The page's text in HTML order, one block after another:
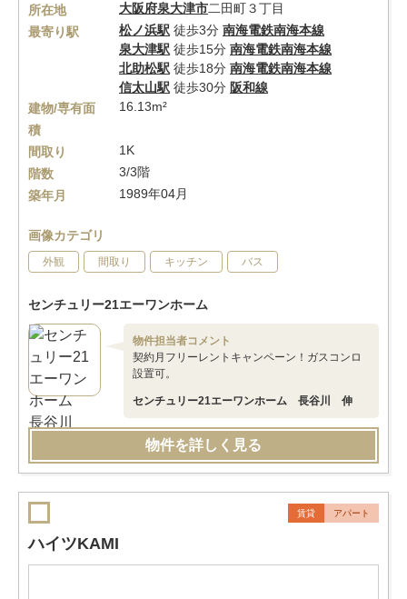
所在地
大阪府泉大津市二田町３丁目
最寄り駅
松ノ浜駅 徒歩3分 南海電鉄南海本線
泉大津駅 徒歩15分 南海電鉄南海本線
北助松駅 徒歩18分 南海電鉄南海本線
信太山駅 徒歩30分 阪和線
建物/専有面
積
16.13m²
間取り
1K
階数
3/3階
築年月
1989年04月
画像カテゴリ
外観 間取り キッチン バス
センチュリー21エーワンホーム
物件担当者コメント
契約月フリーレントキャンペーン！ガスコンロ
設置可。
センチュリー21エーワンホーム 長谷川 伸
物件を詳しく見る
賃貸 アパート
ハイツKAMI